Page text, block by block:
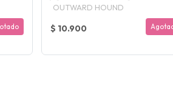
OUTWARD HOUND
$ 10.900